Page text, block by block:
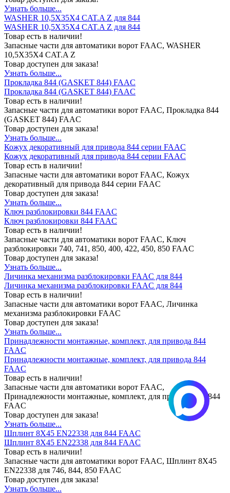
Узнать больше...
WASHER 10,5X35X4 CAT.A Z для 844
WASHER 10,5X35X4 CAT.A Z для 844
Товар есть в наличии!
Запасные части для автоматики ворот FAAC, WASHER
10,5X35X4 CAT.A Z
Товар доступен для заказа!
Узнать больше...
Прокладка 844 (GASKET 844) FAAC
Прокладка 844 (GASKET 844) FAAC
Товар есть в наличии!
Запасные части для автоматики ворот FAAC, Прокладка 844
(GASKET 844) FAAC
Товар доступен для заказа!
Узнать больше...
Кожух декоративный для привода 844 серии FAAC
Кожух декоративный для привода 844 серии FAAC
Товар есть в наличии!
Запасные части для автоматики ворот FAAC, Кожух
декоративный для привода 844 серии FAAC
Товар доступен для заказа!
Узнать больше...
Ключ разблокировки 844 FAAC
Ключ разблокировки 844 FAAC
Товар есть в наличии!
Запасные части для автоматики ворот FAAC, Ключ
разблокировки 740, 741, 850, 400, 422, 450, 850 FAAC
Товар доступен для заказа!
Узнать больше...
Личинка механизма разблокировки FAAC для 844
Личинка механизма разблокировки FAAC для 844
Товар есть в наличии!
Запасные части для автоматики ворот FAAC, Личинка
механизма разблокировки FAAC
Товар доступен для заказа!
Узнать больше...
Принадлежности монтажные, комплект, для привода 844
FAAC
Принадлежности монтажные, комплект, для привода 844
FAAC
Товар есть в наличии!
Запасные части для автоматики ворот FAAC,
Принадлежности монтажные, комплект, для привода 746/844
FAAC
Товар доступен для заказа!
Узнать больше...
Шплинт 8X45 EN22338 для 844 FAAC
Шплинт 8X45 EN22338 для 844 FAAC
Товар есть в наличии!
Запасные части для автоматики ворот FAAC, Шплинт 8X45
EN22338 для 746, 844, 850 FAAC
Товар доступен для заказа!
Узнать больше...